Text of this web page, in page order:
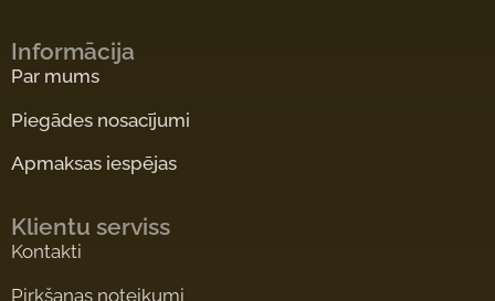
Informācija
Par mums
Piegādes nosacījumi
Apmaksas iespējas
Klientu serviss
Kontakti
Pirkšanas noteikumi